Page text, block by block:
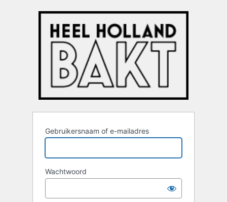
Gebruikersnaam of e-mailadres
Wachtwoord